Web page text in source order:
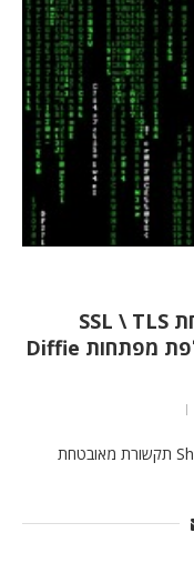
הסבר על תקשורת מאובטחת SSL \ TLS
הצפנה\הצפנות RSA ומנגנון החלפת מפתחות Diffie
כל הזכויות שמורות לטל בן שושן – Shushan.co.il תקשורת מאובטחת